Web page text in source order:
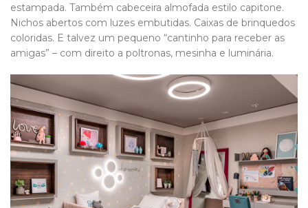
estampada. Também cabeceira almofada estilo capitone.
Nichos abertos com luzes embutidas. Caixas de brinquedos
coloridas. E talvez um pequeno “cantinho para receber as
amigas” – com direito a poltronas, mesinha e luminária.